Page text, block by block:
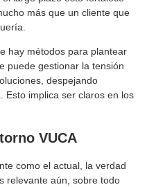
más que un cliente que
hay métodos para plantear
puede gestionar la tensión
despejando
Esto implica ser claros en los
VUCA
como el actual, la verdad
relevante aún, sobre todo